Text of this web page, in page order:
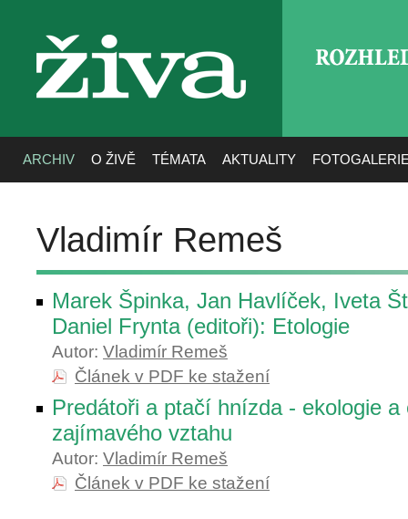
živa
ARCHIV O ŽIVĚ TÉMATA AKTUALITY
Vladimír Remeš
Marek Špinka, Jan Havlíček, Iveta
Daniel Frynta (editoři): Etologie
Autor: Vladimír Remeš
Článek v PDF ke stažení
Predátoři a ptačí hnízda - ekologie a
zajímavého vztahu
Autor: Vladimír Remeš
Článek v PDF ke stažení